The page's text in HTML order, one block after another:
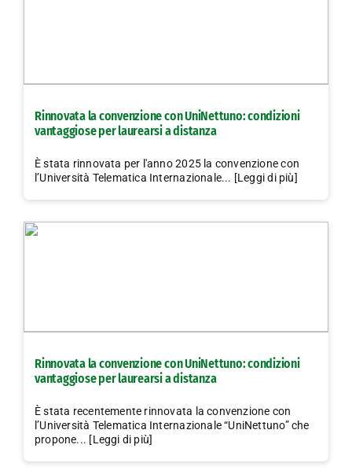
Rinnovata la convenzione con UniNettuno: condizioni
vantaggiose per laurearsi a distanza
È stata rinnovata per l'anno 2025 la convenzione con
l’Università Telematica Internazionale... [Leggi di più]
Rinnovata la convenzione con UniNettuno: condizioni
vantaggiose per laurearsi a distanza
È stata recentemente rinnovata la convenzione con
l’Università Telematica Internazionale “UniNettuno” che
propone... [Leggi di più]